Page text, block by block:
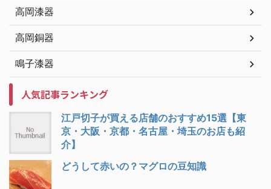
高岡漆器
高岡銅器
鳴子漆器
人気記事ランキング
江戸切子が買える店舗のおすすめ15選【東
京・大阪・京都・名古屋・埼玉のお店も紹
介】
どうして赤いの？マグロの豆知識